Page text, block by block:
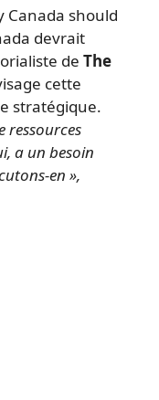
Canada should
devrait
de The
cette
stratégique.
ressources
a un besoin
en »,